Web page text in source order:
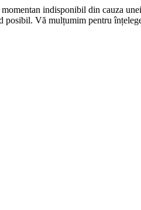
indisponibil din cauza
posibil. Vă mulțumim pentru